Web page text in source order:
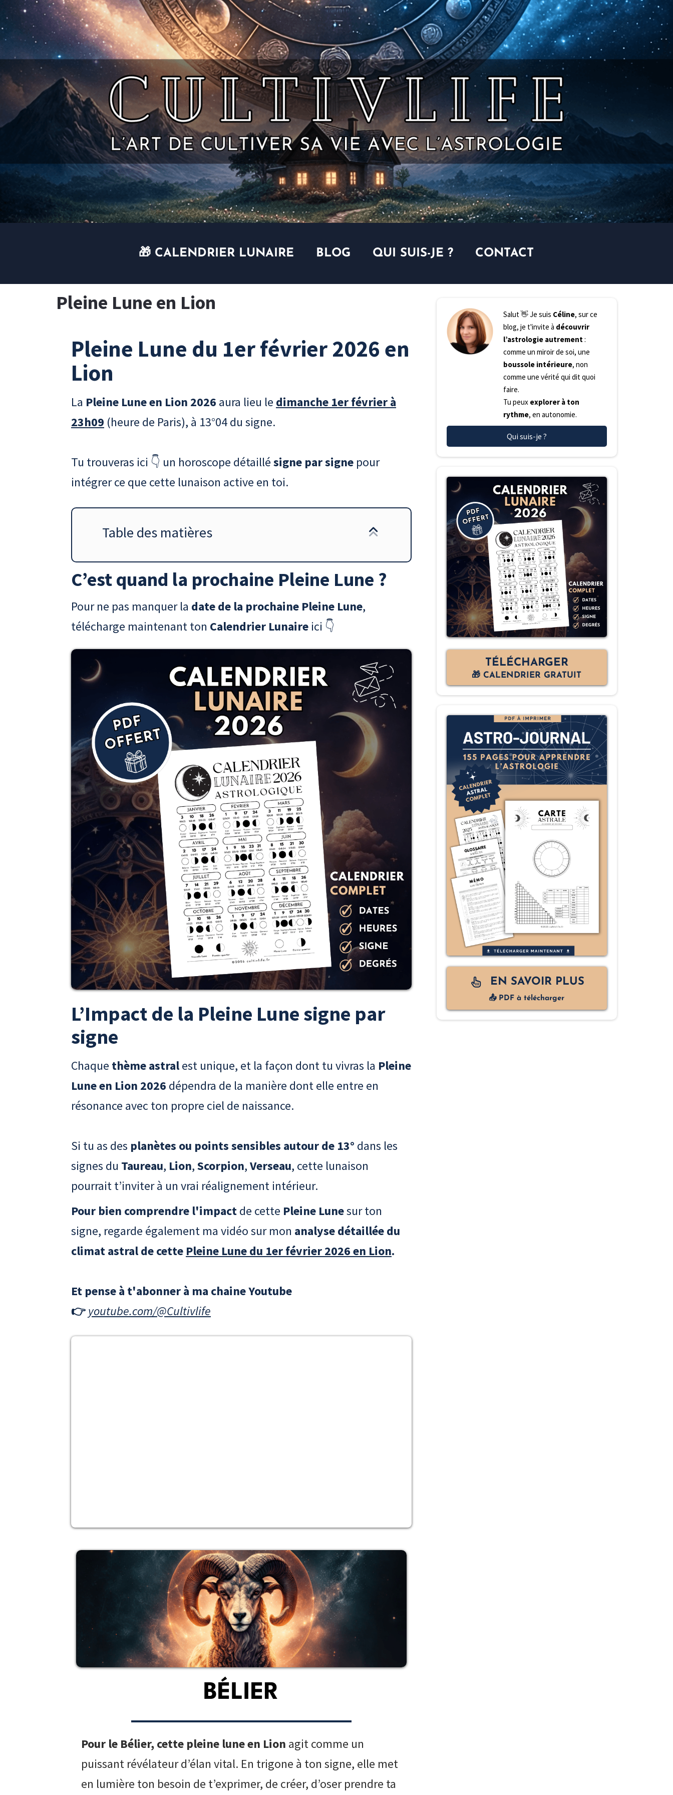
🎁 CALENDRIER LUNAIRE BLOG QUI SUIS-JE ? CONTACT
Pleine Lune en Lion
Pleine Lune du 1er février 2026 en
Lion
La Pleine Lune en Lion 2026 aura lieu le dimanche 1er février à
23h09 (heure de Paris), à 13°04 du signe.
Tu trouveras ici 👇 un horoscope détaillésigne par signe pour
intégrer ce que cette lunaison active en toi.
Table des matières
C’est quand la prochaine Pleine Lune ?
Pour ne pas manquer la date de la prochaine Pleine Lune,
télécharge maintenant ton Calendrier Lunaire ici 👇
L’Impact de la Pleine Lune signe par
signe
Chaque thème astralest unique, et la façon dont tu vivras la Pleine
Lune en Lion 2026 dépendra de la manière dont elle entre en
résonance avec ton propre ciel de naissance.
Si tu as des planètes ou points sensibles autour de 13° dans les
signes du Taureau, Lion,Scorpion,Verseau, cette lunaison
pourrait t’inviter à un vrai réalignement intérieur.
Pour bien comprendre l'impactde cette Pleine Lunesur ton
signe, regarde également ma vidéo sur mon analyse détaillée du
climat astral de cette Pleine Lune du 1er février 2026 en Lion.
Et pense à t'abonner à ma chaine Youtube
👉youtube.com/@Cultivlife
BÉLIER
Pour le Bélier, cette pleine lune en Lion agit comme un
puissant révélateur d’élan vital. En trigone à ton signe, elle met
en lumière ton besoin de t’exprimer, de créer, d’oser prendre ta
Salut 👋 Je suis Céline, sur ce
blog, je t'invite à découvrir
l’astrologie autrement:
comme un miroir de soi, une
boussole intérieure, non
comme une vérité qui dit quoi
faire.
Tu peux explorer à ton
rythme, en autonomie.
Qui suis-je ?
TÉLÉCHARGER
🎁 CALENDRIER GRATUIT
EN SAVOIR PLUS
📤 PDF à télécharger